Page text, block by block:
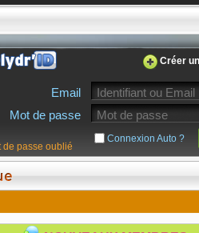
Créer
Email
Mot de passe
Connexion Auto ?
de passe oublié